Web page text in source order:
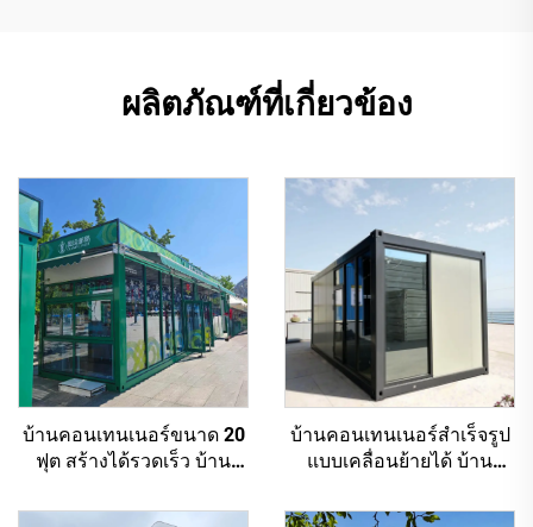
ผลิตภัณฑ์ที่เกี่ยวข้อง
บ้านคอนเทนเนอร์ขนาด 20
ฟุต สร้างได้รวดเร็ว บ้าน
เปอร์มาร์เก็ตกลางแจ้งแบบ
บ้านคอนเทนเนอร์สำเร็จรูป
แบบเคลื่อนย้ายได้ บ้าน
สำหรับอยู่อาศัย